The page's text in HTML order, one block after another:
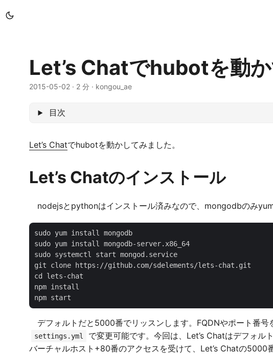
Let’s Chatでhubotを動
2015-05-02 · 2 分 · kongou_ae
目次
Let’s Chatでhubotを動かしてみました。
Let’s Chatのインストール
nodejsとpythonはインストール済みなので、mongodbのみyum
sudo yum install mongodb
sudo yum install mongodb-server.x86_64
sudo systemctl start mongod.service
git clone https://github.com/sdelements/lets-chat.git
cd lets-chat
npm install
デフォルトだと5000番でリッスンします。FQDNやポート番号
settings.yml
で変更可能です。今回は、Let’s Chatはデフォル
バーチャルホスト+80番のアクセスを受けて、Let’s Chatの5000